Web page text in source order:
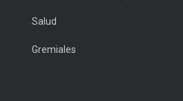
Salud
Gremiales